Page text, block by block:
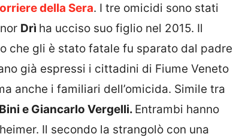
della Sera. I tre omicidi sono stati
Drì ha ucciso suo figlio nel 2015. Il
che gli è stato fatale fu sparato dal padre
già espressi i cittadini di Fiume Veneto
anche i familiari dell’omicida. Simile tra
e Giancarlo Vergelli. Entrambi hanno
Il secondo la strangolò con una